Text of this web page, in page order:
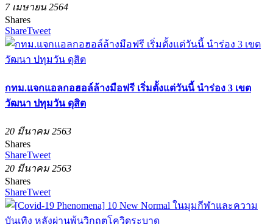
7 เมษายน 2564
Shares
ShareTweet
กทม.แจกแอลกอฮอล์ล้างมือฟรี เริ่มตั้งแต่วันนี้ นำร่อง 3 เขต
วัฒนา ปทุมวัน ดุสิต
20 มีนาคม 2563
Shares
ShareTweet
20 มีนาคม 2563
Shares
ShareTweet